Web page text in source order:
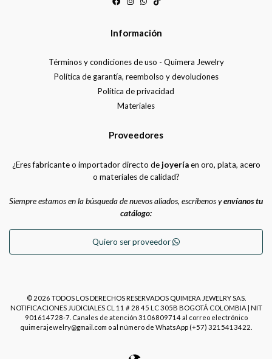
Información
Términos y condiciones de uso - Quimera Jewelry
Política de garantía, reembolso y devoluciones
Política de privacidad
Materiales
Proveedores
¿Eres fabricante o importador directo dejoyeríaen oro, plata, acero
o materiales de calidad?
Siempre estamos en la búsqueda de nuevos aliados, escríbenos yenvíanos tu
catálogo:
Quiero ser proveedor
© 2026 TODOS LOS DERECHOS RESERVADOS QUIMERA JEWELRY SAS.
NOTIFICACIONES JUDICIALES CL 11 # 28 45 LC 305B BOGOTÁ COLOMBIA | NIT
901614728-7. Canales de atención 3106809714 al correo electrónico
quimerajewelry@gmail.com o al número de WhatsApp (+57) 3215413422.